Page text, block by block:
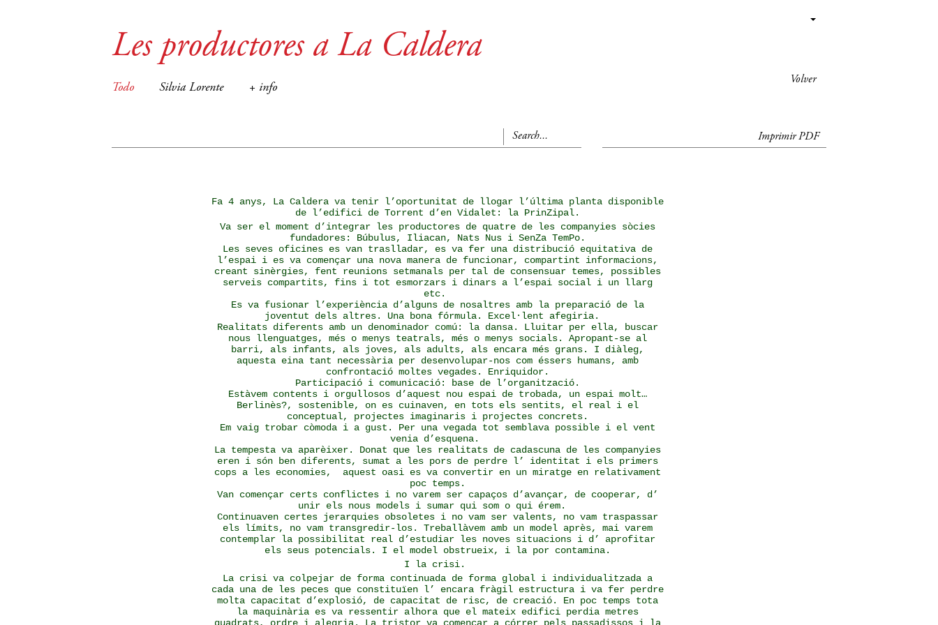
Volver
Les productores a La Caldera
Todo Silvia Lorente + info
Imprimir PDF
Fa 4 anys, La Caldera va tenir l’oportunitat de llogar l’última planta disponible
de l’edifici de Torrent d’en Vidalet: la PrinZipal.
Va ser el moment d’integrar les productores de quatre de les companyies sòcies
fundadores: Búbulus, Iliacan, Nats Nus i SenZa TemPo.
Les seves oficines es van traslladar, es va fer una distribució equitativa de
l’espai i es va començar una nova manera de funcionar, compartint informacions,
creant sinèrgies, fent reunions setmanals per tal de consensuar temes, possibles
serveis compartits, fins i tot esmorzars i dinars a l’espai social i un llarg
etc.
Es va fusionar l’experiència d’alguns de nosaltres amb la preparació de la
joventut dels altres. Una bona fórmula. Excel·lent afegiria.
Realitats diferents amb un denominador comú: la dansa. Lluitar per ella, buscar
nous llenguatges, més o menys teatrals, més o menys socials. Apropant-se al
barri, als infants, als joves, als adults, als encara més grans. I diàleg,
aquesta eina tant necessària per desenvolupar-nos com éssers humans, amb
confrontació moltes vegades. Enriquidor.
Participació i comunicació: base de l’organització.
Estàvem contents i orgullosos d’aquest nou espai de trobada, un espai molt…
Berlinès?, sostenible, on es cuinaven, en tots els sentits, el real i el
conceptual, projectes imaginaris i projectes concrets.
Em vaig trobar còmoda i a gust. Per una vegada tot semblava possible i el vent
venia d’esquena.
La tempesta va aparèixer. Donat que les realitats de cadascuna de les companyies
eren i són ben diferents, sumat a les pors de perdre l’ identitat i els primers
cops a les economies, aquest oasi es va convertir en un miratge en relativament
poc temps.
Van començar certs conflictes i no varem ser capaços d’avançar, de cooperar, d’
unir els nous models i sumar qui som o qui érem.
Continuaven certes jerarquies obsoletes i no vam ser valents, no vam traspassar
els límits, no vam transgredir-los. Treballàvem amb un model après, mai varem
contemplar la possibilitat real d’estudiar les noves situacions i d’ aprofitar
els seus potencials. I el model obstrueix, i la por contamina.
I la crisi.
La crisi va colpejar de forma continuada de forma global i individualitzada a
cada una de les peces que constituïen l’ encara fràgil estructura i va fer perdre
molta capacitat d’explosió, de capacitat de risc, de creació. En poc temps tota
la maquinària es va ressentir alhora que el mateix edifici perdia metres